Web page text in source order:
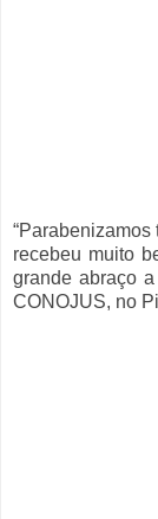
recebeu muito
grande abraço
CONOJUS, no